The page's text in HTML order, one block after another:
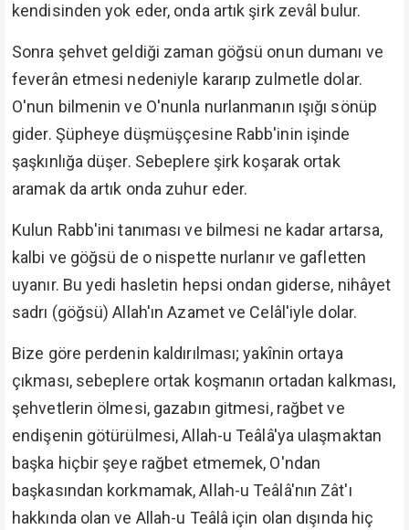
kendisinden yok eder, onda artık şirk zevâl bulur.
Sonra şehvet geldiği zaman göğsü onun dumanı ve
feverân etmesi nedeniyle kararıp zulmetle dolar.
O'nun bilmenin ve O'nunla nurlanmanın ışığı sönüp
gider. Şüpheye düşmüşçesine Rabb'inin işinde
şaşkınlığa düşer. Sebeplere şirk koşarak ortak
aramak da artık onda zuhur eder.
Kulun Rabb'ini tanıması ve bilmesi ne kadar artarsa,
kalbi ve göğsü de o nispette nurlanır ve gafletten
uyanır. Bu yedi hasletin hepsi ondan giderse, nihâyet
sadrı (göğsü) Allah'ın Azamet ve Celâl'iyle dolar.
Bize göre perdenin kaldırılması; yakînin ortaya
çıkması, sebeplere ortak koşmanın ortadan kalkması,
şehvetlerin ölmesi, gazabın gitmesi, rağbet ve
endişenin götürülmesi, Allah-u Teâlâ'ya ulaşmaktan
başka hiçbir şeye rağbet etmemek, O'ndan
başkasından korkmamak, Allah-u Teâlâ'nın Zât'ı
hakkında olan ve Allah-u Teâlâ için olan dışında hiç